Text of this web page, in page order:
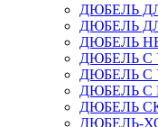
ДЮБЕЛЬ
ДЮБЕЛЬ
ДЮБЕЛЬ
ДЮБЕЛЬ С
ДЮБЕЛЬ
ДЮБЕЛЬ
ДЮБЕЛЬ
ДЮБЕЛЬ-